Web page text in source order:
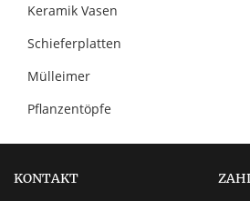
Keramik Vasen
Schieferplatten
Mülleimer
Pflanzentöpfe
KONTAKT